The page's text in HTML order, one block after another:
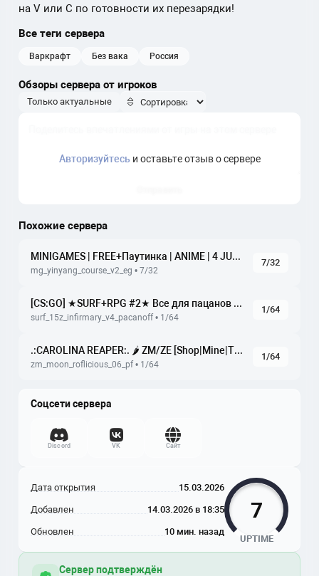
на V или C по готовности их перезарядки!
Все теги сервера
варкрафт без вака россия
Обзоры сервера от игроков
Только актуальные
Авторизуйтесьи оставьте отзыв о сервере
Похожие сервера
MINIGAMES | FREE+Паутинка | ANIME | 4 JUMP |
mg_yinyang_course_v2_eg • 7/32
7/32
[CS:GO] ★SURF+RPG #2★ Bce для пaцaнoв [PACANOFF.RU]
surf_15z_infirmary_v4_pacanoff • 1/64
1/64
.:CAROLINA REAPER:. 🌶️ ZM/ZE [Shop|Mine|Turret|Bazooka]
zm_moon_roflicious_06_pf • 1/64
1/64
Соцсети сервера
Discord VK Сайт
Дата открытия 15.03.2026
Добавлен 14.03.2026 в 18:35
Обновлен 10 мин. назад
7
UPTIME
Сервер подтверждён